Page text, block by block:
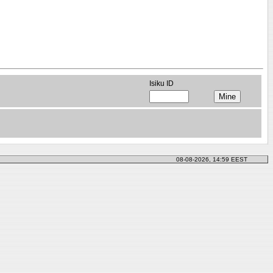
Isiku ID
08-08-2026, 14:59 EEST